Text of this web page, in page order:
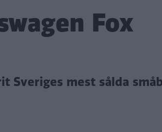
Fox
Sveriges mest sålda